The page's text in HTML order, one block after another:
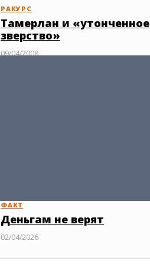
РАКУРС
Тамерлан и «утонченное
зверство»
09/04/2008
ФАКТ
Деньгам не верят
02/04/2026